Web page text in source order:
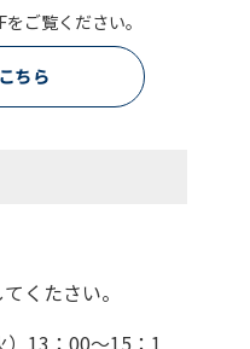
ご覧ください。
ちら
くたさい。
13：00～15：1